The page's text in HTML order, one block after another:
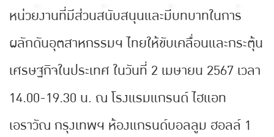
หน่วยงานที่มีส่วนสนับสนุนและมีบทบาทในการ
ผลักดันอุตสาหกรรมฯ ไทยให้ขับเคลื่อนและกระตุ้น
เศรษฐกิจในประเทศ ในวันที่ 2 เมษายน 2567 เวลา
14.00-19.30 น. ณ โรงแรมแกรนด์ ไฮแอท
เอราวัณ กรุงเทพฯ ห้องแกรนด์บอลลูม ฮอลล์ 1